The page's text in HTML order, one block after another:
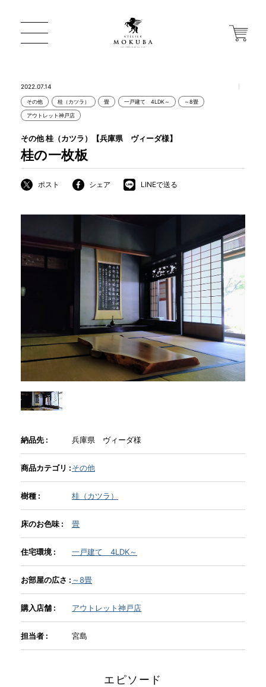
MOKUBA について
イベント
WEBカタログ
全商品一覧
新入荷情報
納品事例
INFORMATION
MOKUBA CHANNEL
よくあるご質問
2022.07.14
その他 桂（カツラ） 畳 一戸建て 4LDK～ ～8畳
アウトレット神戸店
桂の一枚板
その他 桂（カツラ）【兵庫県 ヴィーダ様】
ポスト シェア LINEで送る
納品先 : 兵庫県 ヴィーダ様
商品カテゴリ :その他
樹種 : 桂（カツラ）
床のお色味 : 畳
住宅環境 : 一戸建て 4LDK～
お部屋の広さ : ～8畳
購入店舗 : アウトレット神戸店
担当者 : 宮島
エピソード